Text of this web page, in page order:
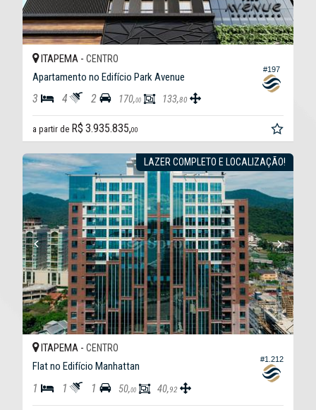
#197
ITAPEMA - CENTRO
Apartamento no Edifício Park Avenue
3 4 2 170,00 133,80
a partir de R$ 3.935.835,00
LAZER COMPLETO E LOCALIZAÇÃO!
#1.212
ITAPEMA - CENTRO
Flat no Edifício Manhattan
1 1 1 50,00 40,92